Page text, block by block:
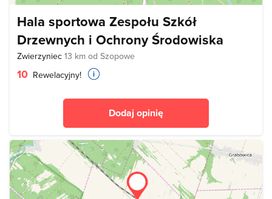
Hala sportowa Zespołu Szkół
Drzewnych i Ochrony Środowiska
Zwierzyniec 13 km od Szopowe
10 Rewelacyjny!
Dodaj opinię